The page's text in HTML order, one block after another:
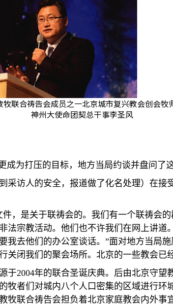
牧联合祷告会成员之一北京城市复兴教会创会牧
神州大使命团契总干事李圣风
为打压的目标，地方当局约谈并盘问了这
采访人的安全，报道做了化名处理）在
，是关于联祷会的。我们有一个联祷会的
宗教活动。他们也不许我们在网上讲道。
我去他们的办公室谈话。 ”面对地方当局施
关闭我们的聚会场所。北京的一些教会已
于2004年的联合圣诞庆典。后由北京守望
牧者们对城内八个人口密集的区域进行
牧联合祷告会担负着北京家庭教会内外事